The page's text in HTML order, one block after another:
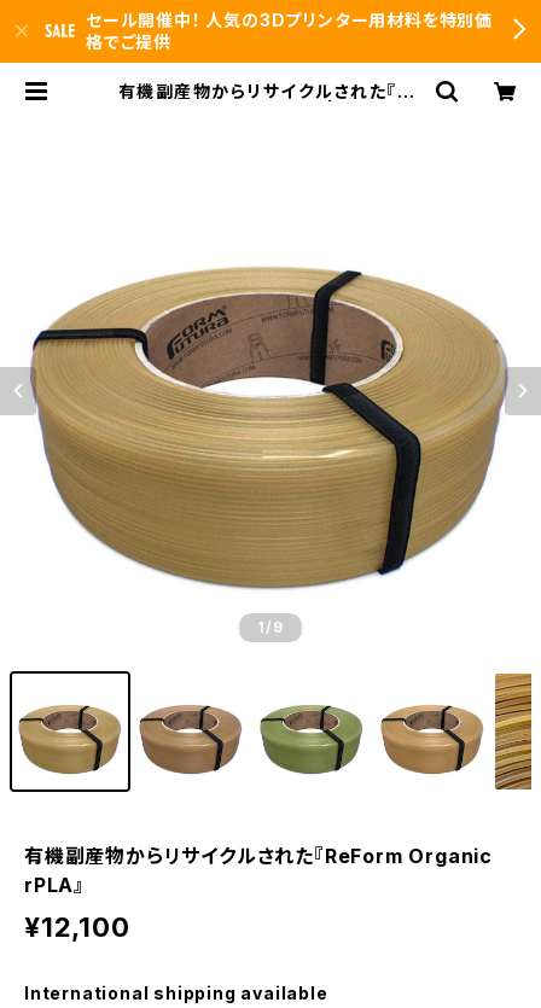
セール開催中！ 人気の3Dプリンター用材料を特別価
格でご提供
有機副産物からリサイクルされた『Re
1 /9
有機副産物からリサイクルされた『ReForm Organic
rPLA』
¥12,100
International shipping available